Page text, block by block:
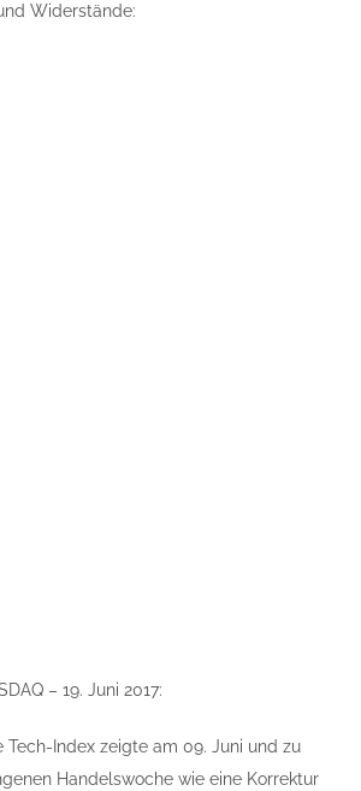
Widerstände:
– 19. Juni 2017:
Tech-Index zeigte am 09. Juni und zu
Handelswoche wie eine Korrektur